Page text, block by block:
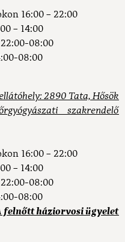
16:00 – 22:00
– 14:00
08:00
08:00
2890 Tata, Hősök
szakrendelő
16:00 – 22:00
– 14:00
08:00
08:00
felnőtt háziorvosi ügyelet